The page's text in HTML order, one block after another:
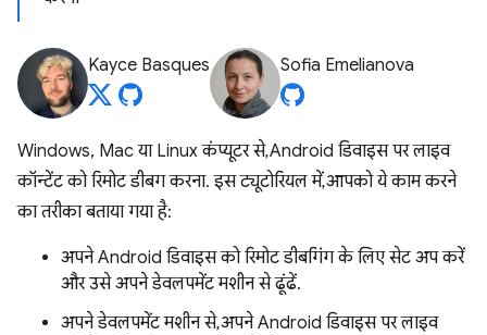
Kayce Basques Sofia Emelianova
Windows, Mac या Linux कंप्यूटर से, Android डिवाइस पर लाइव
कॉन्टेंट को रिमोट डीबग करना. इस ट्यूटोरियल में, आपको ये काम करने
का तरीका बताया गया है:
अपने Android डिवाइस को रिमोट डीबगिंग के लिए सेट अप करें
और उसे अपने डेवलपमेंट मशीन से ढूंढें.
अपने डेवलपमेंट मशीन से, अपने Android डिवाइस पर लाइव